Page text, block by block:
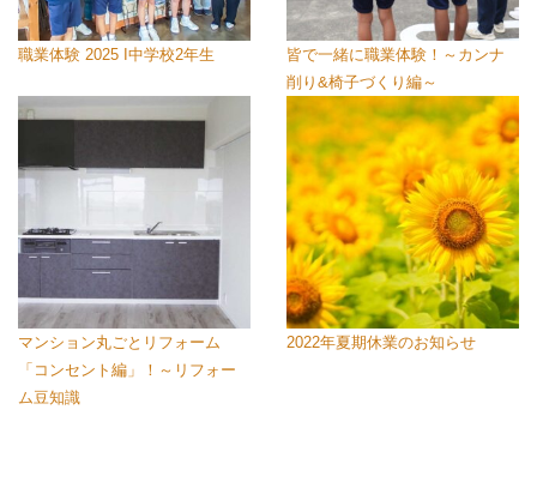
職業体験 2025 I中学校2年生
皆で一緒に職業体験！～カンナ
削り&椅子づくり編～
マンション丸ごとリフォーム
「コンセント編」！～リフォー
ム豆知識
2022年夏期休業のお知らせ